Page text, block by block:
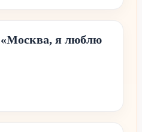
«Москва, я люблю